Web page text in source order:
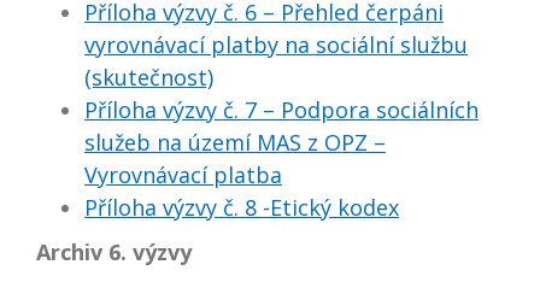
Příloha výzvy č. 6 – Přehled čerpáni
vyrovnávací platby na sociální službu
(skutečnost)
Příloha výzvy č. 7 – Podpora sociálních
služeb na území MAS z OPZ –
Vyrovnávací platba
Příloha výzvy č. 8 -Etický kodex
Archiv 6. výzvy